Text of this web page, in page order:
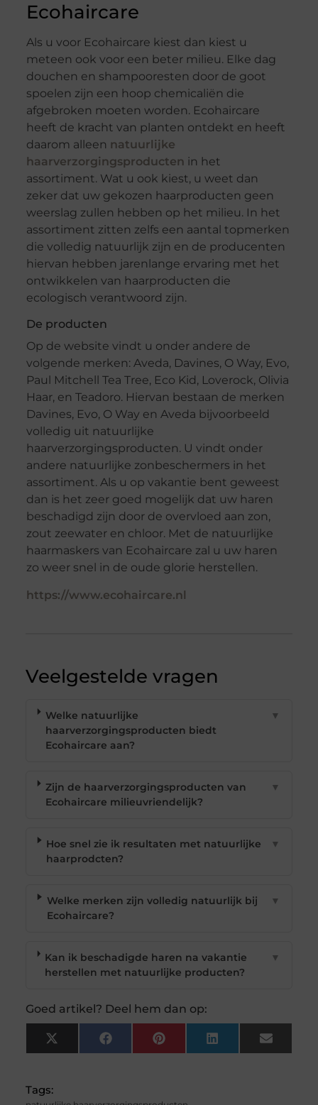
Ecohaircare
Als u voor Ecohaircare kiest dan kiest u
meteen ook voor een beter milieu. Elke dag
douchen en shampooresten door de goot
spoelen zijn een hoop chemicaliën die
afgebroken moeten worden. Ecohaircare
heeft de kracht van planten ontdekt en heeft
daarom alleen natuurlijke
haarverzorgingsproducten in het
assortiment. Wat u ook kiest, u weet dan
zeker dat uw gekozen haarproducten geen
weerslag zullen hebben op het milieu. In het
assortiment zitten zelfs een aantal topmerken
die volledig natuurlijk zijn en de producenten
hiervan hebben jarenlange ervaring met het
ontwikkelen van haarproducten die
ecologisch verantwoord zijn.
De producten
Op de website vindt u onder andere de
volgende merken: Aveda, Davines, O Way, Evo,
Paul Mitchell Tea Tree, Eco Kid, Loverock, Olivia
Haar, en Teadoro. Hiervan bestaan de merken
Davines, Evo, O Way en Aveda bijvoorbeeld
volledig uit natuurlijke
haarverzorgingsproducten. U vindt onder
andere natuurlijke zonbeschermers in het
assortiment. Als u op vakantie bent geweest
dan is het zeer goed mogelijk dat uw haren
beschadigd zijn door de overvloed aan zon,
zout zeewater en chloor. Met de natuurlijke
haarmaskers van Ecohaircare zal u uw haren
zo weer snel in de oude glorie herstellen.
https://www.ecohaircare.nl
Veelgestelde vragen
Welke natuurlijke
haarverzorgingsproducten biedt
Ecohaircare aan?
▼
Zijn de haarverzorgingsproducten van
Ecohaircare milieuvriendelijk?
▼
Hoe snel zie ik resultaten met natuurlijke
haarprodcten?
▼
Welke merken zijn volledig natuurlijk bij
Ecohaircare?
▼
Kan ik beschadigde haren na vakantie
herstellen met natuurlijke producten?
▼
Goed artikel? Deel hem dan op:
X
(Twitter)
FacebookPinterest LinkedIn Email
Tags: